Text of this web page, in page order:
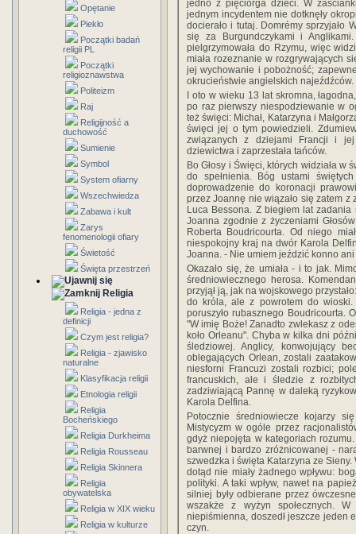
Opętanie
Piekło
Początki badań
religii PL
Początki
religioznawstwa
Politeizm
Raj
Religijność a
duchowość
Sumienie
Symbol
System ofiarny
Wszechwiedza
Zabawa i kult
Zarys
fenomenologii ofiary
Świetość
Święta przestrzeń
Religia
Religia - jedna z
definicji
Czym jest religia?
Religia - zjawisko
naturalne
Klasyfikacja religii
Etnologia religii
Religia
Bocheńskiego
Religia Durkheima
Religia Rousseau
Religia Skinnera
Religia
obywatelska
Religia w XIX wieku
Religia w kulturze
jedno z pięciorga dzieci. W
jednym incydentem nie dotknęły
docierało i tutaj. Domrémy sprzyjało
się za Burgundczykami i
pielgrzymowała do Rzymu, więc
miała rozeznanie w rozgrywających
jej wychowanie i pobożność;
okrucieństwie angielskich najeźdźców.
I oto w wieku 13 lat skromna,
po raz pierwszy niespodziewanie w
też święci: Michał, Katarzyna i
święci jej o tym powiedzieli.
związanych z dziejami Francji i jej
dziewictwa i zaprzestała tańców.
Bo Głosy i Święci, których widziała w
do spełnienia. Bóg ustami
doprowadzenie do koronacji
przez Joannę nie wiązało się zatem z
Luca Bessona. Z biegiem lat zadania
Joanna zgodnie z życzeniami
Roberta Boudricourta. Od niego
niespokojny kraj na dwór Karola
Joanna. - Nie umiem jeździć konno
Okazało się, że umiała - i to jak.
średniowiecznego herosa.
przyjął ją, jak na wojskowego
do króla, ale z powrotem do wioski.
poruszyło rubasznego Boudricourta.
"W imię Boże! Zanadto zwlekasz z
koło Orleanu". Chyba w kilka dni
śledziowej. Anglicy, konwojujący
oblegających Orlean, zostali
niesforni Francuzi zostali rozbici;
francuskich, ale i śledzie z
zadziwiającą Pannę w daleką
Karola Delfina.
Potocznie średniowiecze kojarzy
Mistycyzm w ogóle przez
gdyż niepojęta w kategoriach
barwnej i bardzo zróżnicowanej -
szwedzka i święta Katarzyna ze
dotąd nie miały żadnego wpływu:
polityki. A taki wpływ, nawet na
silniej były odbierane przez
wszakże z wyżyn społecznych.
niepiśmienna, doszedł jeszcze jeden
czyn.